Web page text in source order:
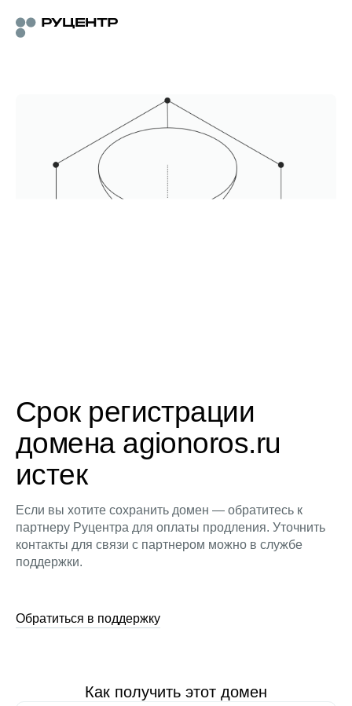
Срок регистрации
домена agionoros.ru
истек
Если вы хотите сохранить домен — обратитесь к
партнеру Руцентра для оплаты продления. Уточнить
контакты для связи с партнером можно в службе
поддержки.
Обратиться в поддержку
Как получить этот домен